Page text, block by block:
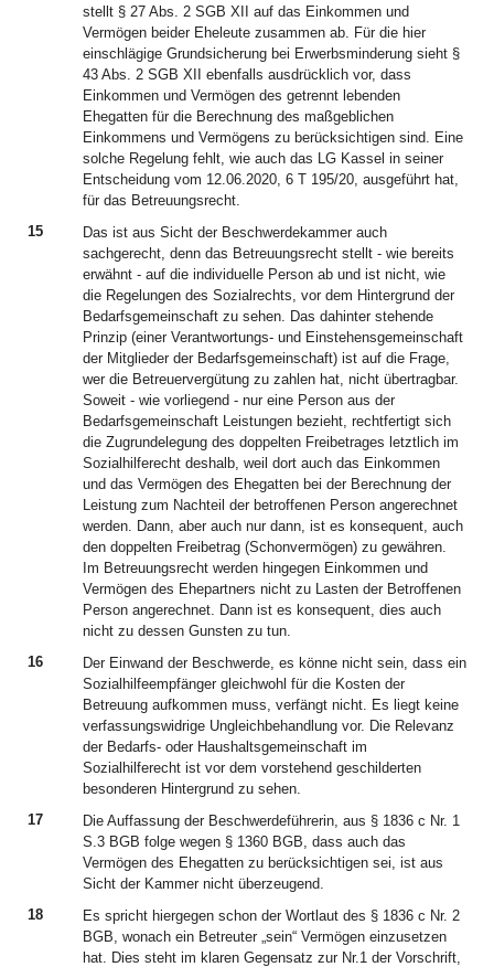
stellt § 27 Abs. 2 SGB XII auf das Einkommen und
Vermögen beider Eheleute zusammen ab. Für die hier
einschlägige Grundsicherung bei Erwerbsminderung sieht §
43 Abs. 2 SGB XII ebenfalls ausdrücklich vor, dass
Einkommen und Vermögen des getrennt lebenden
Ehegatten für die Berechnung des maßgeblichen
Einkommens und Vermögens zu berücksichtigen sind. Eine
solche Regelung fehlt, wie auch das LG Kassel in seiner
Entscheidung vom 12.06.2020, 6 T 195/20, ausgeführt hat,
für das Betreuungsrecht.
15
Das ist aus Sicht der Beschwerdekammer auch
sachgerecht, denn das Betreuungsrecht stellt - wie bereits
erwähnt - auf die individuelle Person ab und ist nicht, wie
die Regelungen des Sozialrechts, vor dem Hintergrund der
Bedarfsgemeinschaft zu sehen. Das dahinter stehende
Prinzip (einer Verantwortungs- und Einstehensgemeinschaft
der Mitglieder der Bedarfsgemeinschaft) ist auf die Frage,
wer die Betreuervergütung zu zahlen hat, nicht übertragbar.
Soweit - wie vorliegend - nur eine Person aus der
Bedarfsgemeinschaft Leistungen bezieht, rechtfertigt sich
die Zugrundelegung des doppelten Freibetrages letztlich im
Sozialhilferecht deshalb, weil dort auch das Einkommen
und das Vermögen des Ehegatten bei der Berechnung der
Leistung zum Nachteil der betroffenen Person angerechnet
werden. Dann, aber auch nur dann, ist es konsequent, auch
den doppelten Freibetrag (Schonvermögen) zu gewähren.
Im Betreuungsrecht werden hingegen Einkommen und
Vermögen des Ehepartners nicht zu Lasten der Betroffenen
Person angerechnet. Dann ist es konsequent, dies auch
nicht zu dessen Gunsten zu tun.
16
Der Einwand der Beschwerde, es könne nicht sein, dass ein
Sozialhilfeempfänger gleichwohl für die Kosten der
Betreuung aufkommen muss, verfängt nicht. Es liegt keine
verfassungswidrige Ungleichbehandlung vor. Die Relevanz
der Bedarfs- oder Haushaltsgemeinschaft im
Sozialhilferecht ist vor dem vorstehend geschilderten
besonderen Hintergrund zu sehen.
17
Die Auffassung der Beschwerdeführerin, aus § 1836 c Nr. 1
S.3 BGB folge wegen § 1360 BGB, dass auch das
Vermögen des Ehegatten zu berücksichtigen sei, ist aus
Sicht der Kammer nicht überzeugend.
18
Es spricht hiergegen schon der Wortlaut des § 1836 c Nr. 2
BGB, wonach ein Betreuter „sein“ Vermögen einzusetzen
hat. Dies steht im klaren Gegensatz zur Nr.1 der Vorschrift,